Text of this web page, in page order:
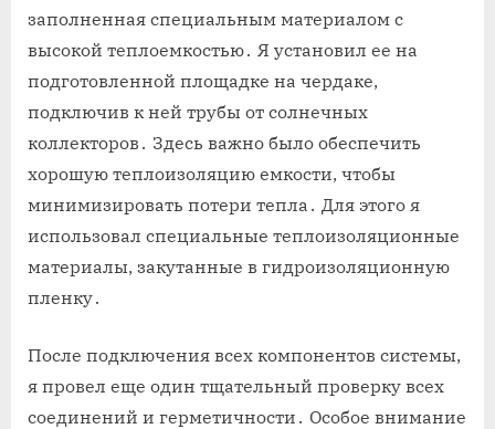
заполненная специальным материалом с
высокой теплоемкостью․ Я установил ее на
подготовленной площадке на чердаке,
подключив к ней трубы от солнечных
коллекторов․ Здесь важно было обеспечить
хорошую теплоизоляцию емкости, чтобы
минимизировать потери тепла․ Для этого я
использовал специальные теплоизоляционные
материалы, закутанные в гидроизоляционную
пленку․
После подключения всех компонентов системы,
я провел еще один тщательный проверку всех
соединений и герметичности․ Особое внимание